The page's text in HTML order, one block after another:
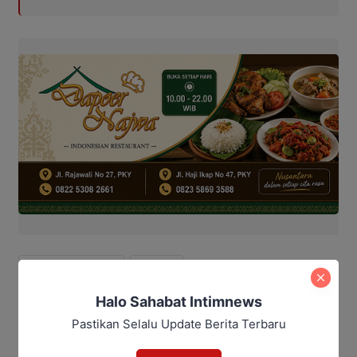
Halo Sahabat Intimnews
Pastikan Selalu Update Berita Terbaru